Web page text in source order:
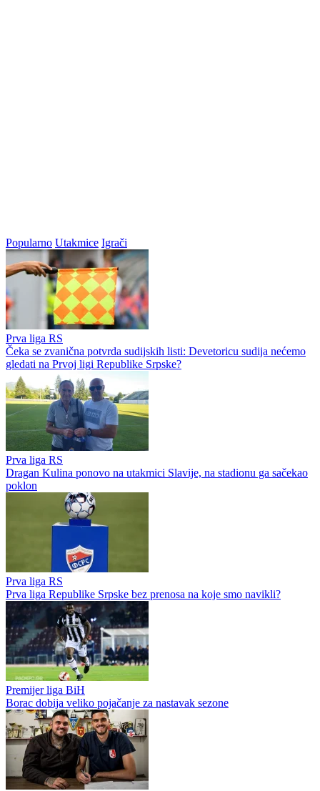
Popularno Utakmice Igrači
Prva liga RS
Čeka se zvanična potvrda sudijskih listi: Devetoricu sudija nećemo
gledati na Prvoj ligi Republike Srpske?
Prva liga RS
Dragan Kulina ponovo na utakmici Slavije, na stadionu ga sačekao
poklon
Prva liga RS
Prva liga Republike Srpske bez prenosa na koje smo navikli?
Premijer liga BiH
Borac dobija veliko pojačanje za nastavak sezone